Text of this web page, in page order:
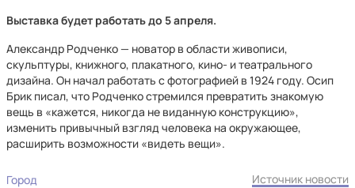
Выставка будет работать до 5 апреля.
Александр Родченко — новатор в области живописи,
скульптуры, книжного, плакатного, кино- и театрального
дизайна. Он начал работать с фотографией в 1924 году. Осип
Брик писал, что Родченко стремился превратить знакомую
вещь в «кажется, никогда не виданную конструкцию»,
изменить привычный взгляд человека на окружающее,
расширить возможности «видеть вещи».
Город Источник новости